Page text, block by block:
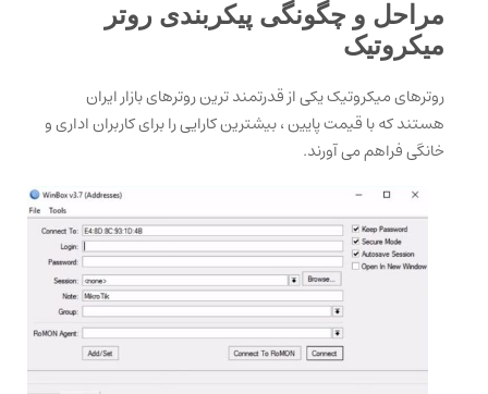
مراحل و چگونگی پیکربندی روتر
میکروتیک
روترهای میکروتیک یکی از قدرتمند ترین روترهای بازار ایران
هستند که با قیمت پایین ، بیشترین کارایی را برای کاربران اداری و
خانگی فراهم می آورند.